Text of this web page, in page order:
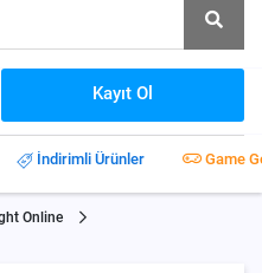
Kayıt Ol
İndirimli Ürünler Game
Online